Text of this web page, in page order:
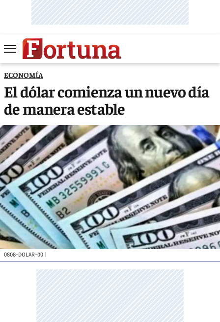
ECONOMÍA
El dólar comienza un nuevo día
de manera estable
0808-DOLAR-00